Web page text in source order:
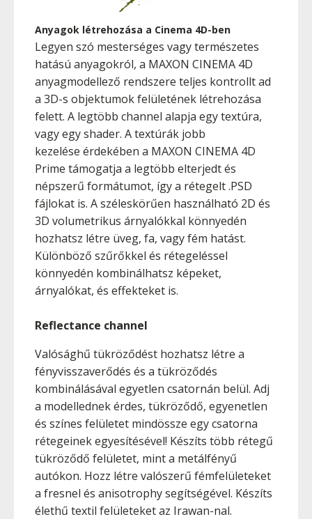
Anyagok létrehozása a Cinema 4D-ben
Legyen szó mesterséges vagy természetes
hatású anyagokról, a MAXON CINEMA 4D
anyagmodellező rendszere teljes kontrollt ad
a 3D-s objektumok felületének létrehozása
felett. A legtöbb channel alapja egy textúra,
vagy egy shader. A textúrák jobb
kezelése érdekében a MAXON CINEMA 4D
Prime támogatja a legtöbb elterjedt és
népszerű formátumot, így a rétegelt .PSD
fájlokat is. A széleskörűen használható 2D és
3D volumetrikus árnyalókkal könnyedén
hozhatsz létre üveg, fa, vagy fém hatást.
Különböző szűrőkkel és rétegeléssel
könnyedén kombinálhatsz képeket,
árnyalókat, és effekteket is.
Reflectance channel
Valósághű tükröződést hozhatsz létre a
fényvisszaverődés és a tükröződés
kombinálásával egyetlen csatornán belül. Adj
a modellednek érdes, tükröződő, egyenetlen
és színes felületet mindössze egy csatorna
rétegeinek egyesítésével! Készíts több rétegű
tükröződő felületet, mint a metálfényű
autókon. Hozz létre valószerű fémfelületeket
a fresnel és anisotrophy segítségével. Készíts
élethű textil felületeket az Irawan-nal.